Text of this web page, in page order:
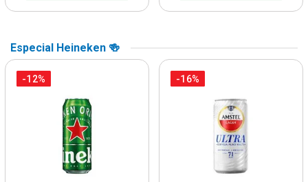
Especial Heineken 🍻
-12% -16%